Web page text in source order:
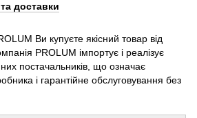
доставки
Ви купуєте якісний товар від
PROLUM імпортує і реалізує
постачальників, що означає
і гарантійне обслуговування без